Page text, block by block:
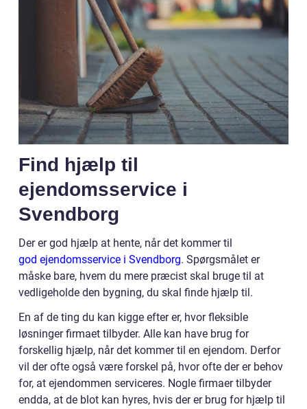
Find hjælp til
ejendomsservice i
Svendborg
Der er god hjælp at hente, når det kommer til
god ejendomsservice i Svendborg. Spørgsmålet er
måske bare, hvem du mere præcist skal bruge til at
vedligeholde den bygning, du skal finde hjælp til.
En af de ting du kan kigge efter er, hvor fleksible
løsninger firmaet tilbyder. Alle kan have brug for
forskellig hjælp, når det kommer til en ejendom. Derfor
vil der ofte også være forskel på, hvor ofte der er behov
for, at ejendommen serviceres. Nogle firmaer tilbyder
endda, at de blot kan hyres, hvis der er brug for hjælp til